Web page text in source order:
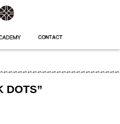
DOTS”